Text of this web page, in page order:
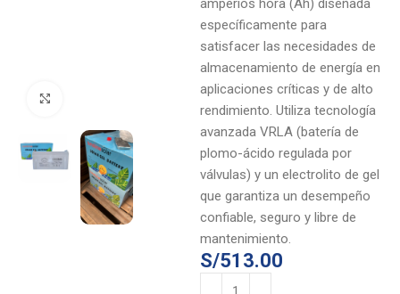
amperios hora (Ah) diseñada
específicamente para
satisfacer las necesidades de
almacenamiento de energía en
aplicaciones críticas y de alto
rendimiento. Utiliza tecnología
avanzada VRLA (batería de
plomo-ácido regulada por
válvulas) y un electrolito de gel
que garantiza un desempeño
confiable, seguro y libre de
mantenimiento.
S/513.00